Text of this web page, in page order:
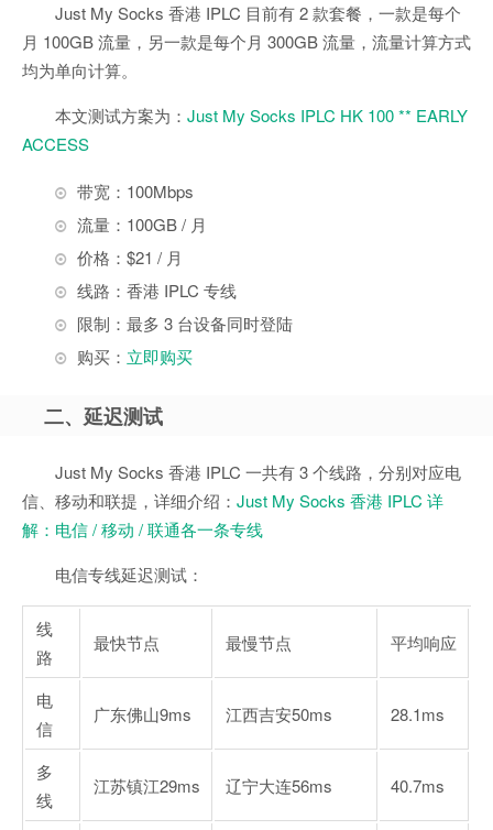
Just My Socks 香港 IPLC 目前有 2 款套餐，一款是每个
月 100GB 流量，另一款是每个月 300GB 流量，流量计算方式
均为单向计算。
本文测试方案为： Just My Socks IPLC HK 100 ** EARLY
ACCESS
带宽：100Mbps
流量：100GB / 月
价格：$21 / 月
线路：香港 IPLC 专线
限制：最多 3 台设备同时登陆
购买： 立即购买
二、延迟测试
Just My Socks 香港 IPLC 一共有 3 个线路，分别对应电
信、移动和联提，详细介绍： Just My Socks 香港 IPLC 详
解：电信 / 移动 / 联通各一条专线
电信专线延迟测试：
线
路
最快节点 最慢节点 平均响应
电
信
广东佛山9ms 江西吉安50ms 28.1ms
多
线
江苏镇江29ms 辽宁大连56ms 40.7ms